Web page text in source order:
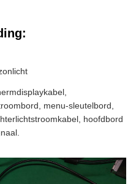
menu-sleutelbord,
hoofdbord